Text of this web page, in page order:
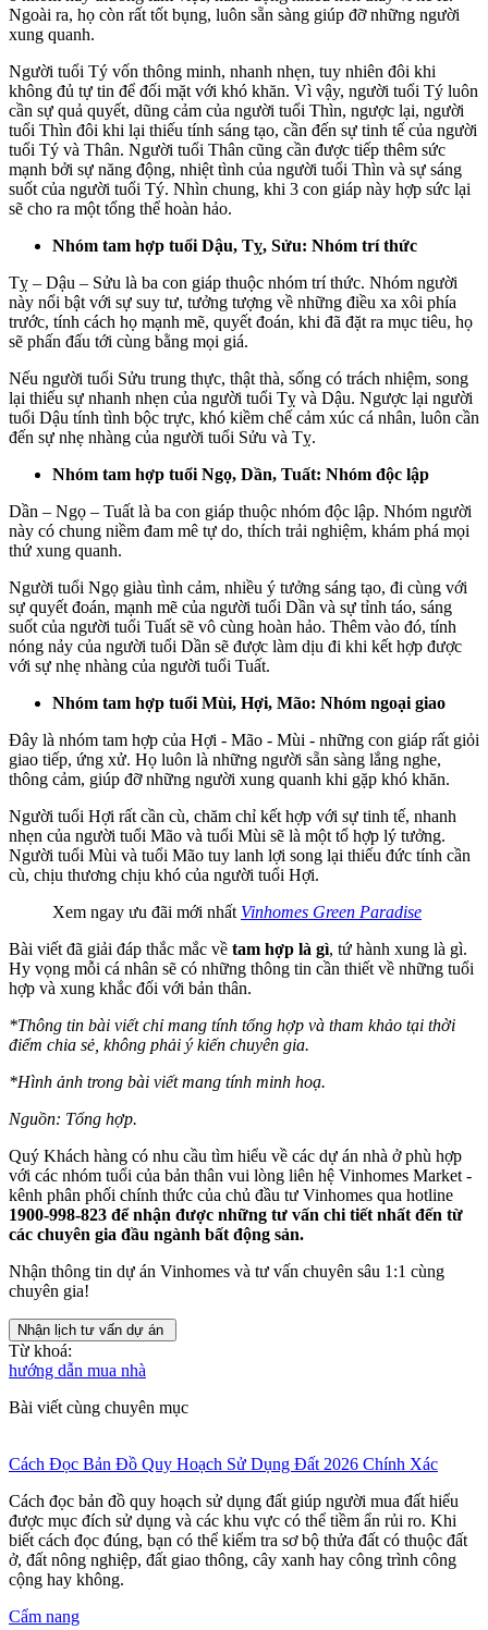
Ngoài ra, họ còn rất tốt bụng, luôn sẵn sàng giúp đỡ những người
xung quanh.
Người tuổi Tý vốn thông minh, nhanh nhẹn, tuy nhiên đôi khi
không đủ tự tin để đối mặt với khó khăn. Vì vậy, người tuổi Tý luôn
cần sự quả quyết, dũng cảm của người tuổi Thìn, ngược lại, người
tuổi Thìn đôi khi lại thiếu tính sáng tạo, cần đến sự tinh tế của người
tuổi Tý và Thân. Người tuổi Thân cũng cần được tiếp thêm sức
mạnh bởi sự năng động, nhiệt tình của người tuổi Thìn và sự sáng
suốt của người tuổi Tý. Nhìn chung, khi 3 con giáp này hợp sức lại
sẽ cho ra một tổng thể hoàn hảo.
Nhóm tam hợp tuổi Dậu, Tỵ, Sửu: Nhóm trí thức
Tỵ – Dậu – Sửu là ba con giáp thuộc nhóm trí thức. Nhóm người
này nổi bật với sự suy tư, tưởng tượng về những điều xa xôi phía
trước, tính cách họ mạnh mẽ, quyết đoán, khi đã đặt ra mục tiêu, họ
sẽ phấn đấu tới cùng bằng mọi giá.
Nếu người tuổi Sửu trung thực, thật thà, sống có trách nhiệm, song
lại thiếu sự nhanh nhẹn của người tuổi Tỵ và Dậu. Ngược lại người
tuổi Dậu tính tình bộc trực, khó kiềm chế cảm xúc cá nhân, luôn cần
đến sự nhẹ nhàng của người tuổi Sửu và Tỵ.
Nhóm tam hợp tuổi Ngọ, Dần, Tuất: Nhóm độc lập
Dần – Ngọ – Tuất là ba con giáp thuộc nhóm độc lập. Nhóm người
này có chung niềm đam mê tự do, thích trải nghiệm, khám phá mọi
thứ xung quanh.
Người tuổi Ngọ giàu tình cảm, nhiều ý tưởng sáng tạo, đi cùng với
sự quyết đoán, mạnh mẽ của người tuổi Dần và sự tỉnh táo, sáng
suốt của người tuổi Tuất sẽ vô cùng hoàn hảo. Thêm vào đó, tính
nóng nảy của người tuổi Dần sẽ được làm dịu đi khi kết hợp được
với sự nhẹ nhàng của người tuổi Tuất.
Nhóm tam hợp tuổi Mùi, Hợi, Mão: Nhóm ngoại giao
Đây là nhóm tam hợp của Hợi - Mão - Mùi - những con giáp rất giỏi
giao tiếp, ứng xử. Họ luôn là những người sẵn sàng lắng nghe,
thông cảm, giúp đỡ những người xung quanh khi gặp khó khăn.
Người tuổi Hợi rất cần cù, chăm chỉ kết hợp với sự tinh tế, nhanh
nhẹn của người tuổi Mão và tuổi Mùi sẽ là một tổ hợp lý tưởng.
Người tuổi Mùi và tuổi Mão tuy lanh lợi song lại thiếu đức tính cần
cù, chịu thương chịu khó của người tuổi Hợi.
Xem ngay ưu đãi mới nhất Vinhomes Green Paradise
Bài viết đã giải đáp thắc mắc về tam hợp là gì, tứ hành xung là gì.
Hy vọng mỗi cá nhân sẽ có những thông tin cần thiết về những tuổi
hợp và xung khắc đối với bản thân.
*Thông tin bài viết chỉ mang tính tổng hợp và tham khảo tại thời
điểm chia sẻ, không phải ý kiến chuyên gia.
*Hình ảnh trong bài viết mang tính minh hoạ.
Nguồn: Tổng hợp.
Quý Khách hàng có nhu cầu tìm hiểu về các dự án nhà ở phù hợp
với các nhóm tuổi của bản thân vui lòng liên hệ Vinhomes Market -
kênh phân phối chính thức của chủ đầu tư Vinhomes qua hotline
1900-998-823 để nhận được những tư vấn chi tiết nhất đến từ
các chuyên gia đầu ngành bất động sản.
Nhận thông tin dự án Vinhomes và tư vấn chuyên sâu 1:1 cùng
chuyên gia!
Nhận lịch tư vấn dự án
Từ khoá:
hướng dẫn mua nhà
Bài viết cùng chuyên mục
Cách Đọc Bản Đồ Quy Hoạch Sử Dụng Đất 2026 Chính Xác
Cách đọc bản đồ quy hoạch sử dụng đất giúp người mua đất hiểu
được mục đích sử dụng và các khu vực có thể tiềm ẩn rủi ro. Khi
biết cách đọc đúng, bạn có thể kiểm tra sơ bộ thửa đất có thuộc đất
ở, đất nông nghiệp, đất giao thông, cây xanh hay công trình công
cộng hay không.
Cẩm nang